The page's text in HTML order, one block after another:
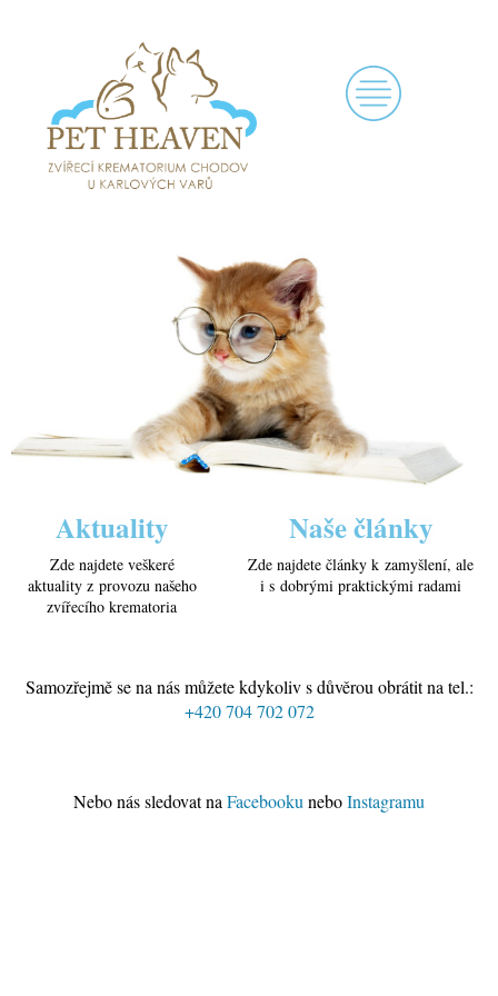
Aktuality
Zde najdete veškeré
aktuality z provozu našeho
zvířecího krematoria
Naše články
Zde najdete články k zamyšlení, ale
i s dobrými praktickými radami
Samozřejmě se na nás můžete kdykoliv s důvěrou obrátit na tel.:
+420 704 702 072
Nebo nás sledovat naFacebookuneboInstagramu